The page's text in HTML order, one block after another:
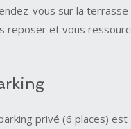
vous sur la
reposer et vous
privé (6 places)